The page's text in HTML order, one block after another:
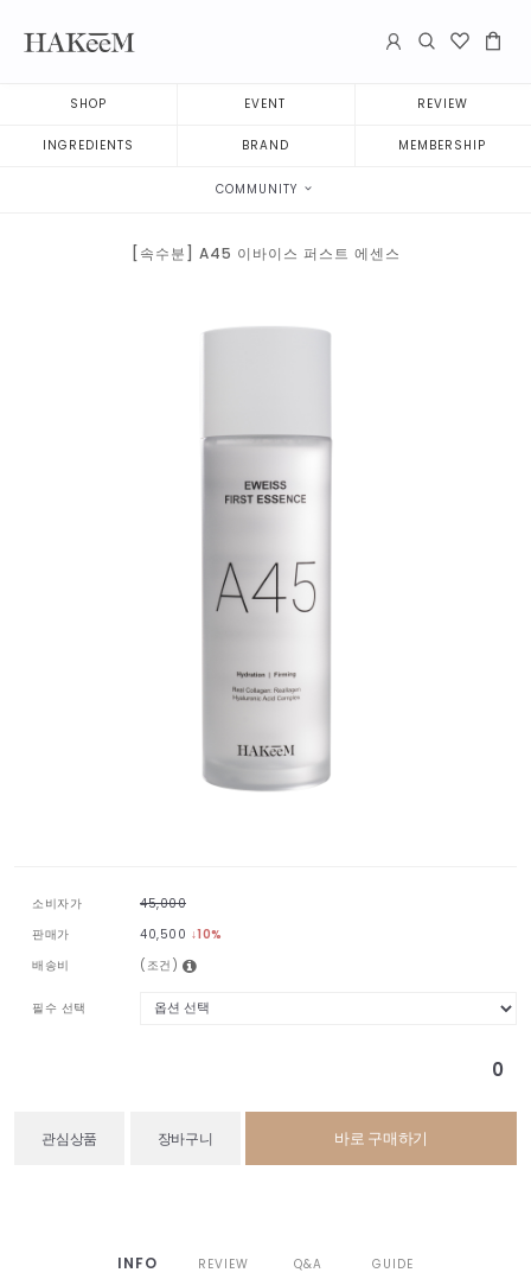
SHOP EVENT REVIEW
INGREDIENTS BRAND MEMBERSHIP
COMMUNITY
[속수분] A45 이바이스 퍼스트 에센스
소비자가
45,000
판매가
40,500 ↓10%
배송비
(조건)
필수 선택
0
관심상품 장바구니 바로 구매하기
INFO REVIEW Q&A GUIDE